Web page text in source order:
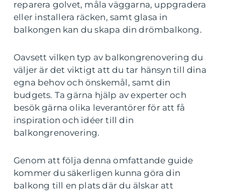
reparera golvet, måla väggarna, uppgradera
eller installera räcken, samt glasa in
balkongen kan du skapa din drömbalkong.
Oavsett vilken typ av balkongrenovering du
väljer är det viktigt att du tar hänsyn till dina
egna behov och önskemål, samt din
budgets. Ta gärna hjälp av experter och
besök gärna olika leverantörer för att få
inspiration och idéer till din
balkongrenovering.
Genom att följa denna omfattande guide
kommer du säkerligen kunna göra din
balkong till en plats där du älskar att